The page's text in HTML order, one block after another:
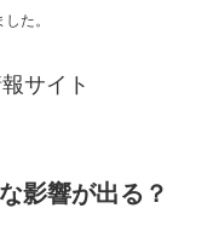
た。
サイト
影響が出る？